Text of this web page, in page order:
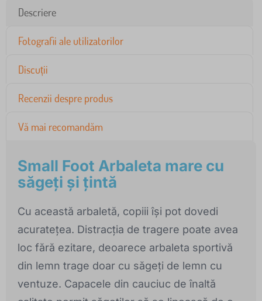
Descriere
Fotografii ale utilizatorilor
Discuții
Recenzii despre produs
Vă mai recomandăm
Small Foot Arbaleta mare cu
săgeți și țintă
Cu această arbaletă, copiii își pot dovedi
acuratețea. Distracția de tragere poate avea
loc fără ezitare, deoarece arbaleta sportivă
din lemn trage doar cu săgeți de lemn cu
ventuze. Capacele din cauciuc de înaltă